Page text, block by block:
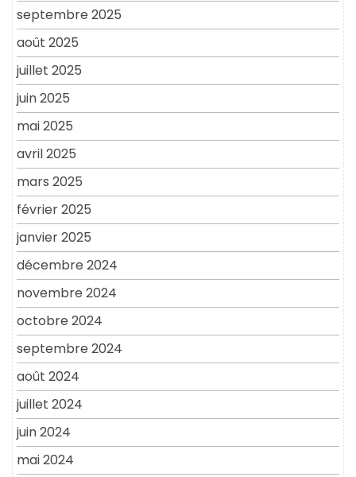
septembre 2025
août 2025
juillet 2025
juin 2025
mai 2025
avril 2025
mars 2025
février 2025
janvier 2025
décembre 2024
novembre 2024
octobre 2024
septembre 2024
août 2024
juillet 2024
juin 2024
mai 2024